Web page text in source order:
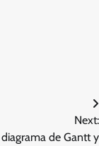
Next:
diagrama de Gantt y